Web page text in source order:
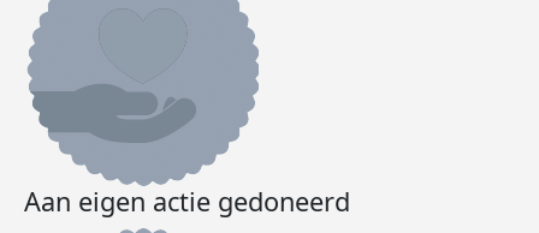
Aan eigen actie gedoneerd